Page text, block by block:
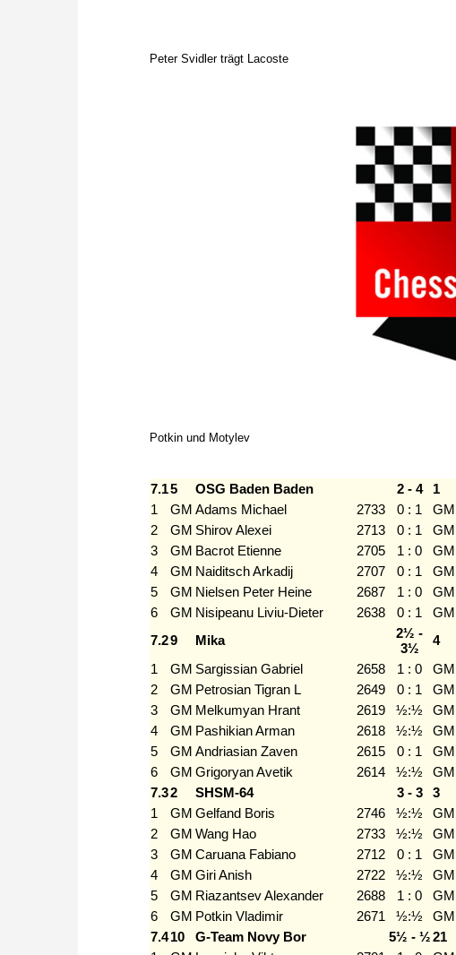
Peter Svidler trägt Lacoste
Potkin und Motylev
7.15 OSG Baden Baden 2 - 4 1
1
GM Adams Michael 2733 0 : 1 GM
2
GM Shirov Alexei 2713 0 : 1 GM
3
GM Bacrot Etienne 2705 1 : 0 GM
4
GM Naiditsch Arkadij 2707 0 : 1 GM
5
GM Nielsen Peter Heine 2687 1 : 0 GM
6
GM Nisipeanu Liviu-Dieter 2638 0 : 1 GM
7.29 Mika
2½ -
3½
4
1
GM Sargissian Gabriel 2658 1 : 0 GM
2
GM Petrosian Tigran L 2649 0 : 1 GM
3
GM Melkumyan Hrant 2619 ½:½ GM
4
GM Pashikian Arman 2618 ½:½ GM
5
GM Andriasian Zaven 2615 0 : 1 GM
6
GM Grigoryan Avetik 2614 ½:½ GM
7.32 SHSM-64 3 - 3 3
1
GM Gelfand Boris 2746 ½:½ GM
2
GM Wang Hao 2733 ½:½ GM
3
GM Caruana Fabiano 2712 0 : 1 GM
4
GM Giri Anish 2722 ½:½ GM
5
GM Riazantsev Alexander 2688 1 : 0 GM
6
GM Potkin Vladimir 2671 ½:½ GM
7.410 G-Team Novy Bor 5½ - ½21